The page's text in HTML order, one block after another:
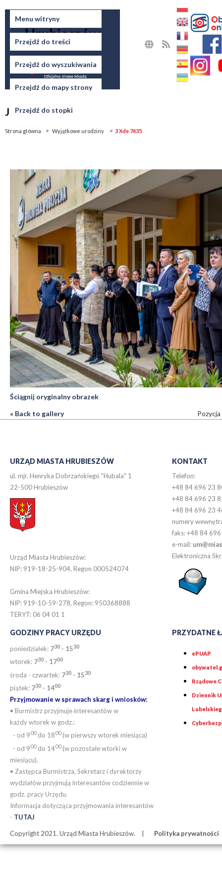
Menu witryny
Przejdź do treści
Przejdź do wyszukiwania
Przejdź do mapy strony
Przejdź do stopki
Miasto
Hrubieszów
Jesteś tutaj
Strona główna Wyjątkowe urodziny 3 Xde 7435
Ściągnij oryginalny obrazek
« Back to gallery
URZĄD MIASTA HRUBIESZÓW
ul. mjr. Henryka Dobrzańskiego "Hubala" 1
22-500 Hrubieszów
Urząd Miasta Hrubieszów:
NIP: 919-18-25-904, Regon 000524074
Gmina Miejska Hrubieszów:
NIP: 919-10-59-278, Regon: 950368888
TERYT: 06 04 01 1
KONTAKT
Telefon:
+48 84 696 23
+48 84 696 23
+48 84 696 23
numery
faks: +48 84
e-mail:
Elektroniczna
GODZINY PRACY URZĘDU
poniedziałek: 730 - 1530
wtorek: 730 - 1700
środa - czwartek: 730 - 1530
piątek: 730 - 1400
Przyjmowanie w sprawach skarg i wniosków:
• Burmistrz przyjmuje interesantów w
każdy wtorek w godz.:
- od 900do 1800(w pierwszy wtorek miesiąca)
- od 900do 1400(w pozostałe wtorki w
miesiącu).
• Zastępca Burmistrza, Sekretarz i dyrektorzy
wydziałów przyjmują interesantów codziennie w
godz. pracy Urzędu.
Informacja dotycząca przyjmowania interesantów
- TUTAJ
PRZYDATNE
ePUAP
Rządowe
Dziennik
Copyright 2021. Urząd Miasta Hrubieszów. Polityka prywatności